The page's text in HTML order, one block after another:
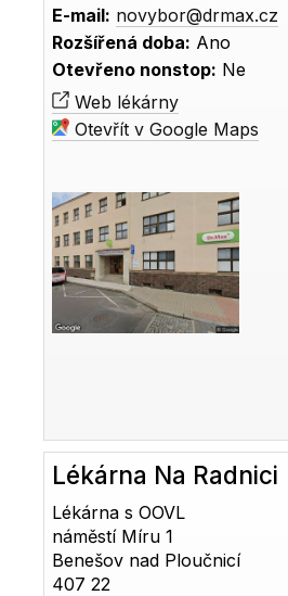
E-mail: novybor@drmax.cz
Rozšířená doba: Ano
Otevřeno nonstop: Ne
Web lékárny
Otevřít v Google Maps
Lékárna Na Radnici
Lékárna s OOVL
náměstí Míru 1
Benešov nad Ploučnicí
407 22